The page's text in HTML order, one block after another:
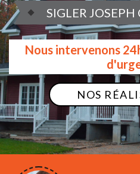
SIGLER
Nous intervenons
NOS